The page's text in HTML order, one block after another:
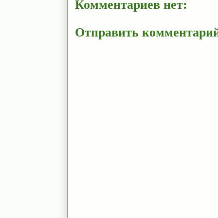
Отправить